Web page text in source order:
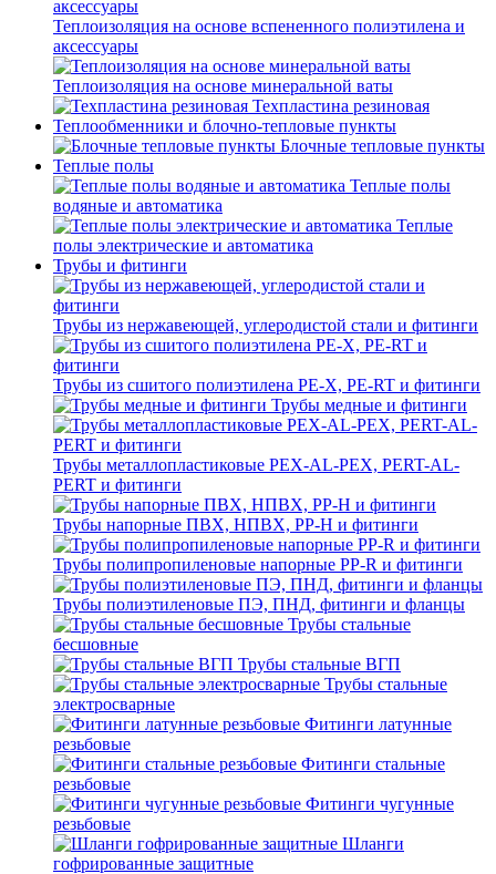
Теплоизоляция на основе вспененного полиэтилена и
аксессуары
Теплоизоляция на основе минеральной ваты
Техпластина резиновая
Теплообменники и блочно-тепловые пункты
Блочные тепловые пункты
Теплые полы
Теплые полы
водяные и автоматика
Теплые
полы электрические и автоматика
Трубы и фитинги
Трубы из нержавеющей, углеродистой стали и фитинги
Трубы из сшитого полиэтилена PE-X, PE-RT и фитинги
Трубы медные и фитинги
Трубы металлопластиковые PEX-AL-PEX, PERT-AL-
PERT и фитинги
Трубы напорные ПВХ, НПВХ, PP-H и фитинги
Трубы полипропиленовые напорные PP-R и фитинги
Трубы полиэтиленовые ПЭ, ПНД, фитинги и фланцы
Трубы стальные
бесшовные
Трубы стальные ВГП
Трубы стальные
электросварные
Фитинги латунные
резьбовые
Фитинги стальные
резьбовые
Фитинги чугунные
резьбовые
Шланги
гофрированные защитные